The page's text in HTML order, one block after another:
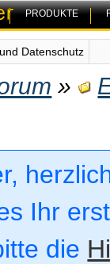
PRODUKTE
Datenschutz
»
Ihr
die